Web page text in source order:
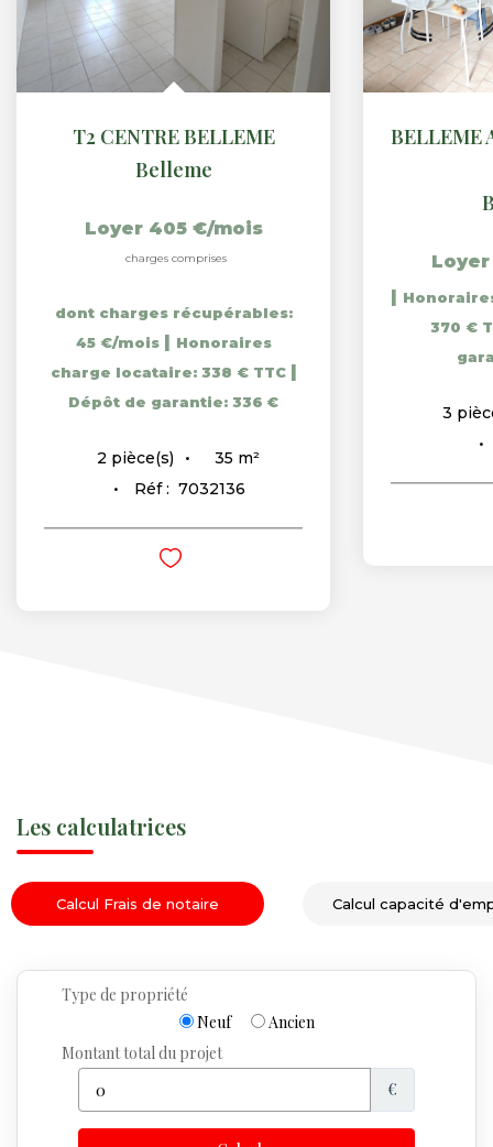
T2 CENTRE BELLEME
Belleme
Loyer 405 €/mois
charges comprises
dont charges récupérables:
45 €/mois | Honoraires
charge locataire: 338 € TTC |
Dépôt de garantie: 336 €
2 pièce(s) 35 m²
Réf : 7032136
|
370 €
3
Les calculatrices
Calcul Frais de notaire Calcul capacité